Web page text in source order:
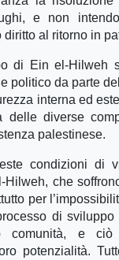
e non
al ritorno in
di Ein el-Hilweh
politico da parte
interna ed
delle diverse
palestinese.
condizioni di
Hilweh, che
per
di
comunità, e
potenzialità.